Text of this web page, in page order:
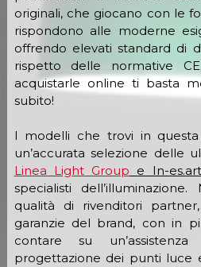
originali, che giocano con le
rispondono alle moderne
offrendo elevati standard di
rispetto delle normative
acquistarle online ti basta
subito!
I modelli che trovi in
un’accurata selezione delle
Linea Light Group e In-
specialisti
qualità di rivenditori
garanzie del brand, con in
contare su
progettazione dei punti luce